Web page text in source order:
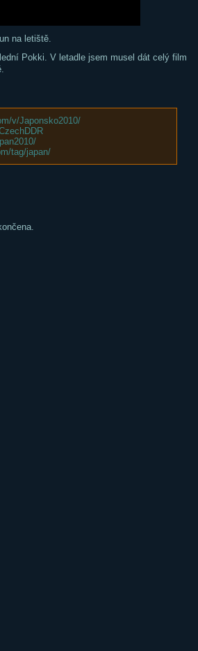
na letiště.
Pokki. V letadle jsem musel dát celý film
v/Japonsko2010/
tag/japan/